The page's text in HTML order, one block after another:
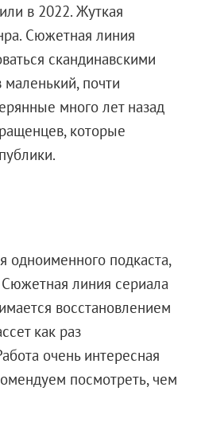
в 2022. Жуткая
Сюжетная линия
скандинавскими
почти
много лет назад
которые
одноименного подкаста,
линия сериала
восстановлением
как раз
очень интересная
посмотреть, чем